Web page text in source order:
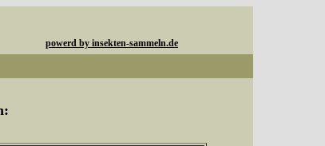
powerd by insekten-sammeln.de